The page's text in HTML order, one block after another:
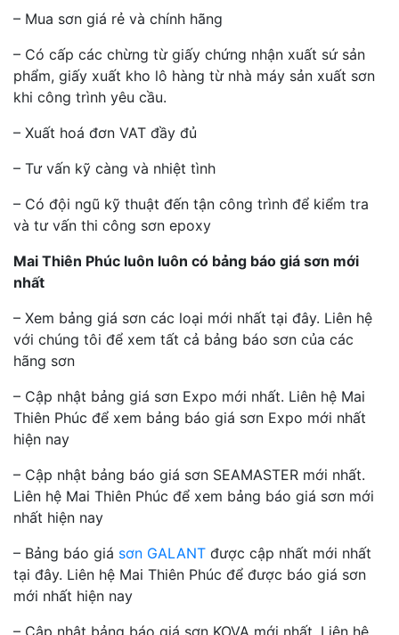
– Mua sơn giá rẻ và chính hãng
– Có cấp các chừng từ giấy chứng nhận xuất sứ sản
phẩm, giấy xuất kho lô hàng từ nhà máy sản xuất sơn
khi công trình yêu cầu.
– Xuất hoá đơn VAT đầy đủ
– Tư vấn kỹ càng và nhiệt tình
– Có đội ngũ kỹ thuật đến tận công trình để kiểm tra
và tư vấn thi công sơn epoxy
Mai Thiên Phúc luôn luôn có bảng báo giá sơn mới
nhất
– Xem bảng giá sơn các loại mới nhất tại đây. Liên hệ
với chúng tôi để xem tất cả bảng báo sơn của các
hãng sơn
– Cập nhật bảng giá sơn Expo mới nhất. Liên hệ Mai
Thiên Phúc để xem bảng báo giá sơn Expo mới nhất
hiện nay
– Cập nhật bảng báo giá sơn SEAMASTER mới nhất.
Liên hệ Mai Thiên Phúc để xem bảng báo giá sơn mới
nhất hiện nay
– Bảng báo giá sơn GALANT được cập nhất mới nhất
tại đây. Liên hệ Mai Thiên Phúc để được báo giá sơn
mới nhất hiện nay
– Cập nhật bảng báo giá sơn KOVA mới nhất. Liên hệ